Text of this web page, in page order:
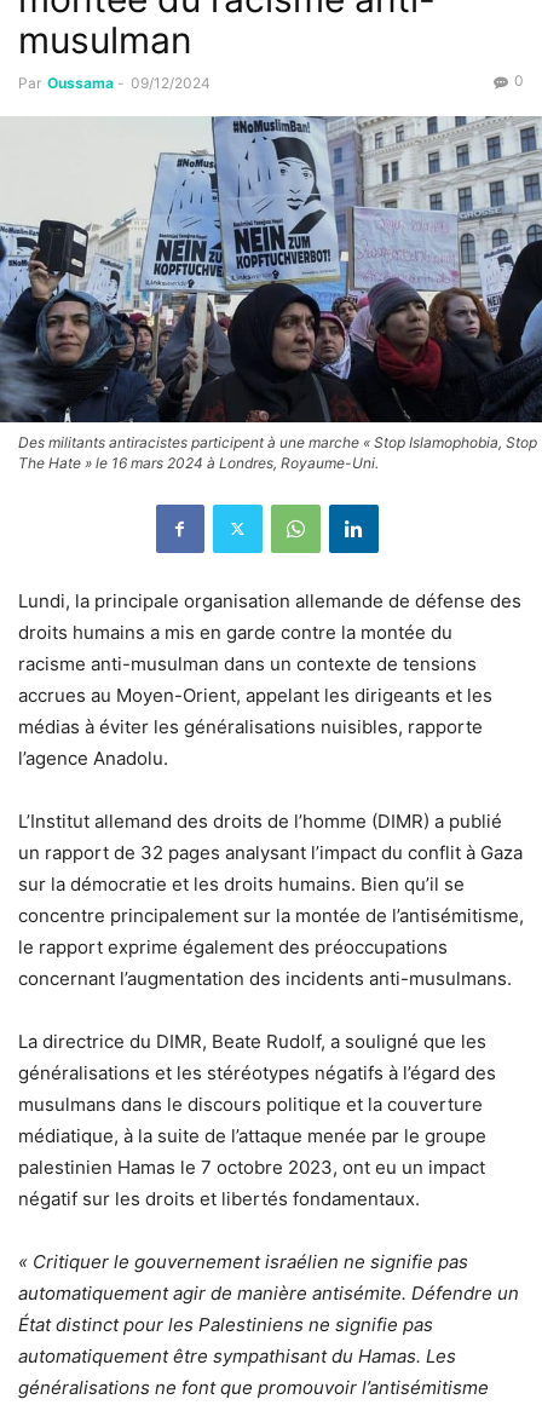
musulman
Par Oussama - 09/12/2024 0
Des militants antiracistes participent à une marche « Stop Islamophobia, Stop
The Hate » le 16 mars 2024 à Londres, Royaume-Uni.
Lundi, la principale organisation allemande de défense des
droits humains a mis en garde contre la montée du
racisme anti-musulman dans un contexte de tensions
accrues au Moyen-Orient, appelant les dirigeants et les
médias à éviter les généralisations nuisibles, rapporte
l’agence Anadolu.
L’Institut allemand des droits de l’homme (DIMR) a publié
un rapport de 32 pages analysant l’impact du conflit à Gaza
sur la démocratie et les droits humains. Bien qu’il se
concentre principalement sur la montée de l’antisémitisme,
le rapport exprime également des préoccupations
concernant l’augmentation des incidents anti-musulmans.
La directrice du DIMR, Beate Rudolf, a souligné que les
généralisations et les stéréotypes négatifs à l’égard des
musulmans dans le discours politique et la couverture
médiatique, à la suite de l’attaque menée par le groupe
palestinien Hamas le 7 octobre 2023, ont eu un impact
négatif sur les droits et libertés fondamentaux.
« Critiquer le gouvernement israélien ne signifie pas
automatiquement agir de manière antisémite. Défendre un
État distinct pour les Palestiniens ne signifie pas
automatiquement être sympathisant du Hamas. Les
généralisations ne font que promouvoir l’antisémitisme